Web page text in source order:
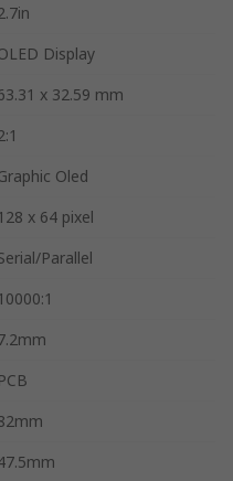
Display
x 32.59 mm
Oled
x 64 pixel
Parallel
PCB